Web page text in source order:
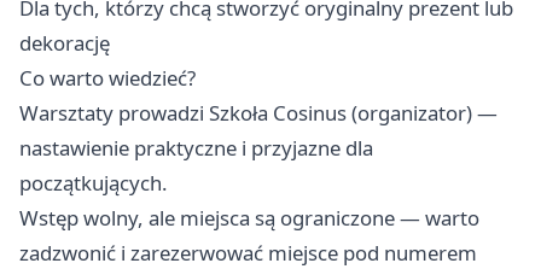
Dla tych, którzy chcą stworzyć oryginalny prezent lub
dekorację
Co warto wiedzieć?
Warsztaty prowadzi Szkoła Cosinus (organizator) —
nastawienie praktyczne i przyjazne dla
początkujących.
Wstęp wolny, ale miejsca są ograniczone — warto
zadzwonić i zarezerwować miejsce pod numerem